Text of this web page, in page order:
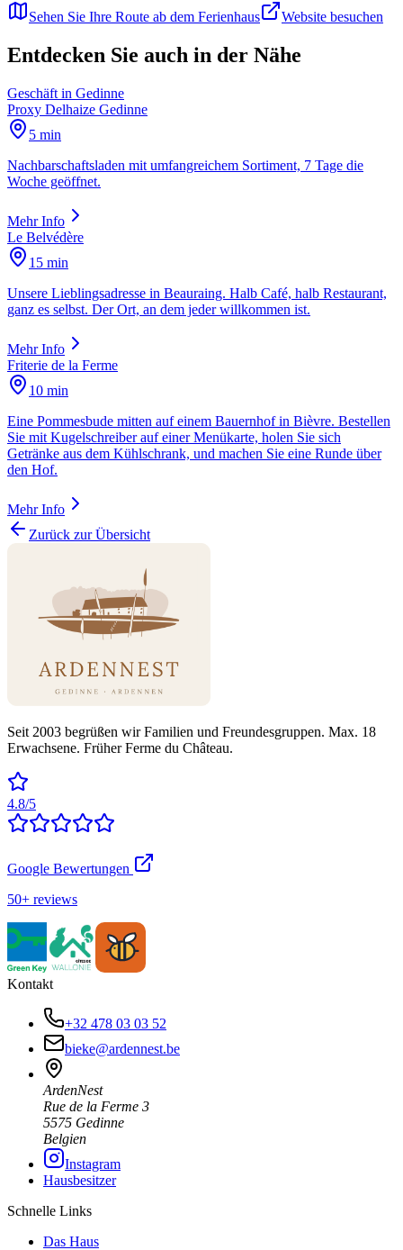
Sehen Sie Ihre Route ab dem Ferienhaus Website besuchen
Entdecken Sie auch in der Nähe
Geschäft in Gedinne
Proxy Delhaize Gedinne
5 min
Nachbarschaftsladen mit umfangreichem Sortiment, 7 Tage die
Woche geöffnet.
Mehr Info
Le Belvédère
15 min
Unsere Lieblingsadresse in Beauraing. Halb Café, halb Restaurant,
ganz es selbst. Der Ort, an dem jeder willkommen ist.
Mehr Info
Friterie de la Ferme
10 min
Eine Pommesbude mitten auf einem Bauernhof in Bièvre. Bestellen
Sie mit Kugelschreiber auf einer Menükarte, holen Sie sich
Getränke aus dem Kühlschrank, und machen Sie eine Runde über
den Hof.
Mehr Info
Zurück zur Übersicht
Seit 2003 begrüßen wir Familien und Freundesgruppen. Max. 18
Erwachsene. Früher Ferme du Château.
4.8/5
Google Bewertungen
50+ reviews
Kontakt
+32 478 03 03 52
bieke@ardennest.be
ArdenNest
Rue de la Ferme 3
5575 Gedinne
Belgien
Instagram
Hausbesitzer
Schnelle Links
Das Haus